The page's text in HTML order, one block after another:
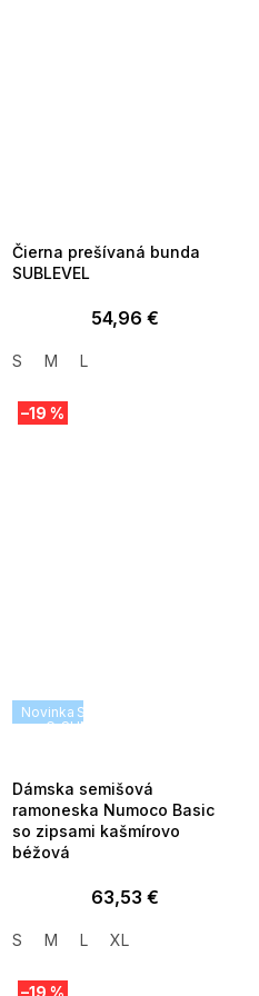
Čierna prešívaná bunda
SUBLEVEL
54,96 €
S M L
Novinka SUMMER SALE -35% ?
G_SUMMER35:35:EUR:P:f!2026-
–19 %
Dámska semišová
ramoneska Numoco Basic
so zipsami kašmírovo
béžová
63,53 €
S M L XL